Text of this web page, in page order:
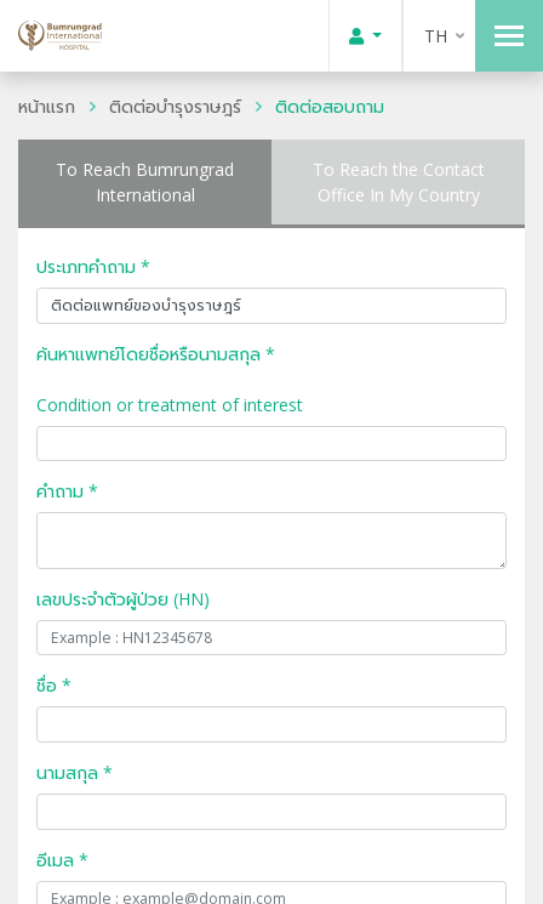
TH
หน้าแรก ติดต่อบำรุงราษฎร์ ติดต่อสอบถาม
To Reach Bumrungrad
International
To Reach the Contact
Office In My Country
ประเภทคำถาม *
ค้นหาแพทย์โดยชื่อหรือนามสกุล *
Condition or treatment of interest
คำถาม *
เลขประจำตัวผู้ป่วย (HN)
ชื่อ *
นามสกุล *
อีเมล *